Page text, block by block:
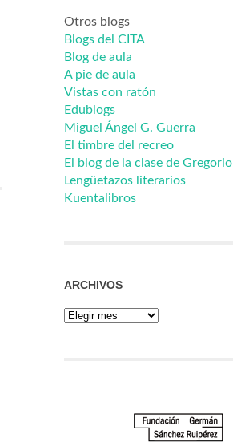
Otros blogs
Blogs del CITA
Blog de aula
A pie de aula
Vistas con ratón
Edublogs
Miguel Ángel G. Guerra
El timbre del recreo
El blog de la clase de Gregorio
Lengüetazos literarios
Kuentalibros
ARCHIVOS
Archivos